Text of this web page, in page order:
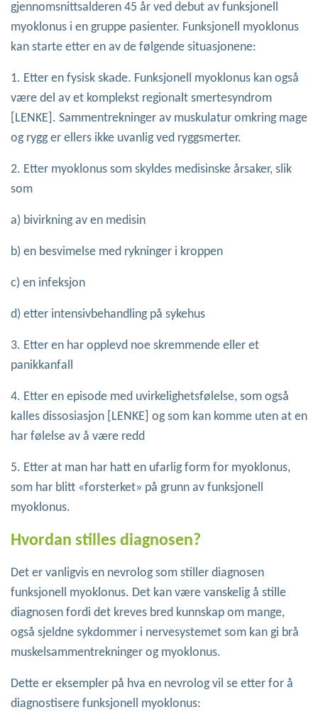
gjennomsnittsalderen 45 år ved debut av funksjonell
myoklonus i en gruppe pasienter. Funksjonell myoklonus
kan starte etter en av de følgende situasjonene:
1. Etter en fysisk skade. Funksjonell myoklonus kan også
være del av et komplekst regionalt smertesyndrom
[LENKE]. Sammentrekninger av muskulatur omkring mage
og rygg er ellers ikke uvanlig ved ryggsmerter.
2. Etter myoklonus som skyldes medisinske årsaker, slik
som
a) bivirkning av en medisin
b) en besvimelse med rykninger i kroppen
c) en infeksjon
d) etter intensivbehandling på sykehus
3. Etter en har opplevd noe skremmende eller et
panikkanfall
4. Etter en episode med uvirkelighetsfølelse, som også
kalles dissosiasjon [LENKE] og som kan komme uten at en
har følelse av å være redd
5. Etter at man har hatt en ufarlig form for myoklonus,
som har blitt «forsterket» på grunn av funksjonell
myoklonus.
Hvordan stilles diagnosen?
Det er vanligvis en nevrolog som stiller diagnosen
funksjonell myoklonus. Det kan være vanskelig å stille
diagnosen fordi det kreves bred kunnskap om mange,
også sjeldne sykdommer i nervesystemet som kan gi brå
muskelsammentrekninger og myoklonus.
Dette er eksempler på hva en nevrolog vil se etter for å
diagnostisere funksjonell myoklonus: